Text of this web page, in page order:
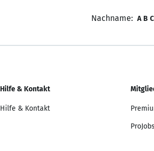
Nachname: A B C
Hilfe & Kontakt
Hilfe & Kontakt
ProJobs